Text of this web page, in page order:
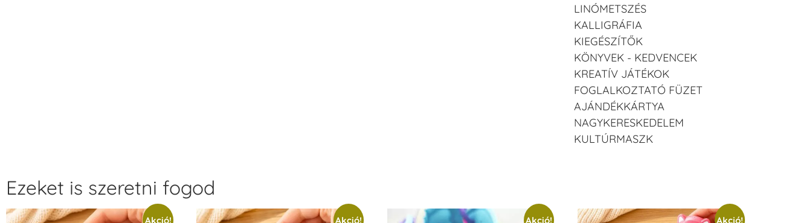
LINÓMETSZÉS
KALLIGRÁFIA
KIEGÉSZÍTŐK
KÖNYVEK - KEDVENCEK
KREATÍV JÁTÉKOK
FOGLALKOZTATÓ FÜZET
AJÁNDÉKKÁRTYA
NAGYKERESKEDELEM
KULTÚRMASZK
Ezeket is szeretni fogod
Akció! Akció! Akció! Akció!